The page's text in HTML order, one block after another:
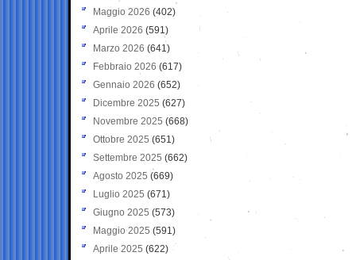
Maggio 2026 (402)
Aprile 2026 (591)
Marzo 2026 (641)
Febbraio 2026 (617)
Gennaio 2026 (652)
Dicembre 2025 (627)
Novembre 2025 (668)
Ottobre 2025 (651)
Settembre 2025 (662)
Agosto 2025 (669)
Luglio 2025 (671)
Giugno 2025 (573)
Maggio 2025 (591)
Aprile 2025 (622)